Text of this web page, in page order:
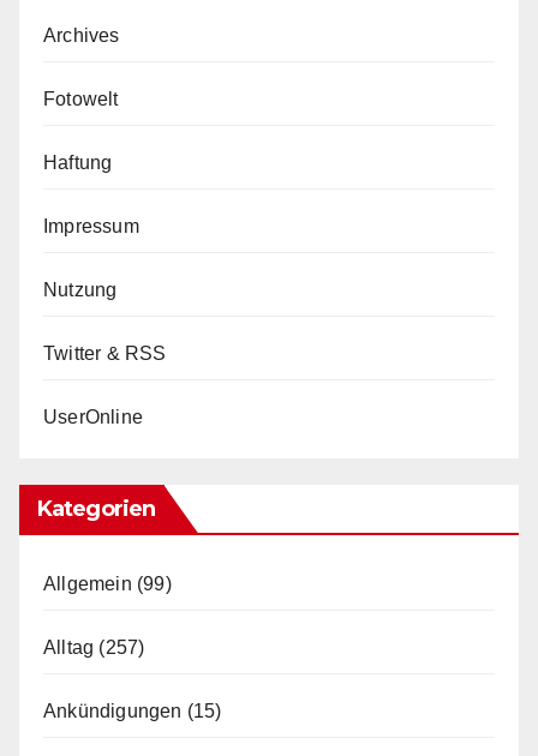
Archives
Fotowelt
Haftung
Impressum
Nutzung
Twitter & RSS
UserOnline
Kategorien
Allgemein (99)
Alltag (257)
Ankündigungen (15)